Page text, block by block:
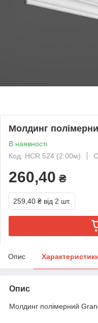
Молдинг
В наявності
Код: HCR 524 (2.00м)
260,40 ₴
259,40 ₴ від 2 шт.
Опис
Опис
Молдинг полімерний